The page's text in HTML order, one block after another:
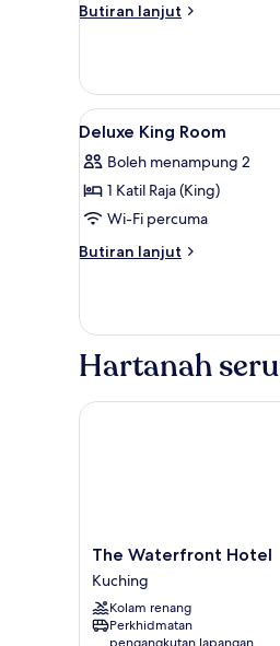
)
Butiran lanjut
Butiran
Room,
Corner
(Twin
Lihat
semua
foto
untuk
Deluxe
King
9
Deluxe King Room
Boleh menampung 2
1 Katil Raja (King)
Wi-Fi percuma
Butiran lanjut
Butiran
King
Hartanah
The
Waterfront
Hotel
Kuching
The Waterfront Hotel
Kuching
Kolam renang
Perkhidmatan
The Waterfront Hotel